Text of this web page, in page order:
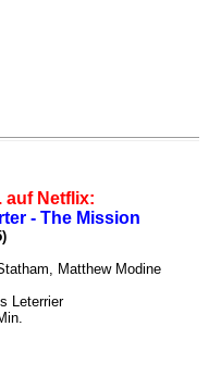
auf Netflix:
- The Mission
Matthew Modine
Leterrier